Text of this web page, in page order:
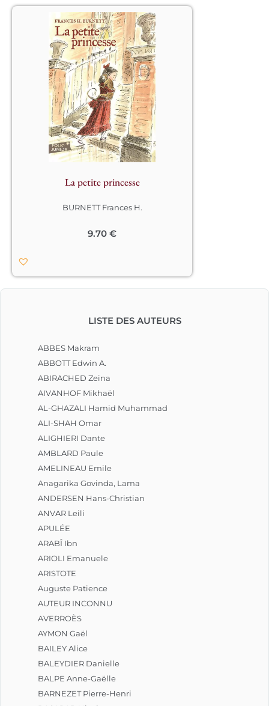
									Sara
Crewe, fille unique et choyée d’un
riche Anglais installé aux Indes, vient
parfaire son éducation dans un
pensionnat, à Londres. Sa générosité,
son intelligence et ses talents de
conteuse lui valent quelques amitiés
fidèles… et de solides rancunes.
Le jour de l’anniversaire de Sara, une
fête somptueuse se prépare à la
pension. Mais un homme vêtu de noir
nouvelle qui va bouleverser la vie de
mouvementé d’une héroïne
La petite princesse
BURNETT Frances H.
9.70 €
LISTE DES AUTEURS
ABBES Makram
ABBOTT Edwin A.
ABIRACHED Zeina
AIVANHOF Mikhaël
AL-GHAZALI Hamid Muhammad
ALI-SHAH Omar
ALIGHIERI Dante
AMBLARD Paule
AMELINEAU Emile
Anagarika Govinda, Lama
ANDERSEN Hans-Christian
ANVAR Leili
APULÉE
ARABÎ Ibn
ARIOLI Emanuele
ARISTOTE
Auguste Patience
AUTEUR INCONNU
AVERROÈS
AYMON Gaël
BAILEY Alice
BALEYDIER Danielle
BALPE Anne-Gaëlle
BARNEZET Pierre-Henri